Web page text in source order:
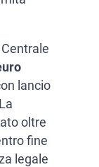
lancio
oltre
fine
legale